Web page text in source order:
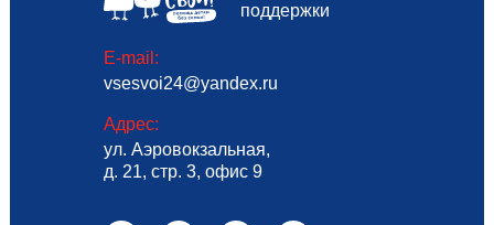
ул. Аэровокзальная,
д. 21, стр. 3, офис 9
Адрес:
vsesvoi24@yandex.ru
E-mail:
поддержки